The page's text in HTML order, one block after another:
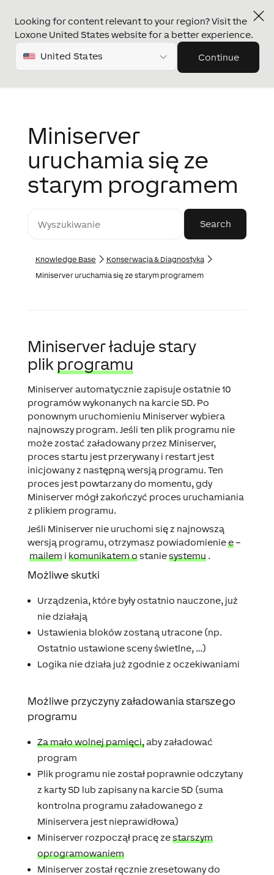
Looking for content relevant to your region? Visit the
Loxone United States website for a better experience.
United States Continue
Miniserver
uruchamia się ze
starym programem
Knowledge Base
Konserwacja & Diagnostyka
Miniserver uruchamia się ze starym programem
Miniserver ładuje stary
plik programu
Miniserver automatycznie zapisuje ostatnie 10
programów wykonanych na karcie SD. Po
ponownym uruchomieniu Miniserver wybiera
najnowszy program. Jeśli ten plik programu nie
może zostać załadowany przez Miniserver,
proces startu jest przerywany i restart jest
inicjowany z następną wersją programu. Ten
proces jest powtarzany do momentu, gdy
Miniserver mógł zakończyć proces uruchamiania
z plikiem programu.
Jeśli Miniserver nie uruchomi się z najnowszą
wersją programu, otrzymasz powiadomieniee–
mailemi komunikatem ostaniesystemu.
Możliwe skutki
Urządzenia, które były ostatnio nauczone, już
nie działają
Ustawienia bloków zostaną utracone (np.
Ostatnio ustawione sceny świetlne, …)
Logika nie działa już zgodnie z oczekiwaniami
Możliwe przyczyny załadowania starszego
programu
Za mało wolnej pamięci,aby załadować
program
Plik programu nie został poprawnie odczytany
z karty SD lub zapisany na karcie SD (suma
kontrolna programu załadowanego z
Miniservera jest nieprawidłowa)
Miniserver rozpoczął pracę zestarszym
oprogramowaniem
Miniserver został ręcznie zresetowany do